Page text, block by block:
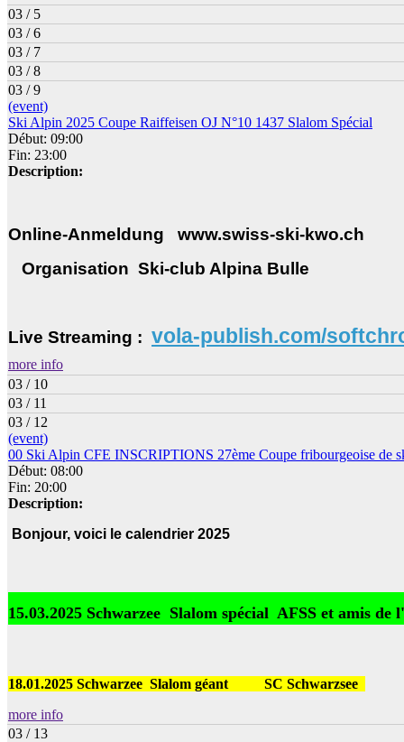
03 / 5
03 / 6
03 / 7
03 / 8
03 / 9
(event)
Ski Alpin 2025 Coupe Raiffeisen OJ N°10 1437 Slalom Spécial
Début: 09:00
Fin: 23:00
Description:
Online-Anmeldung www.swiss-ski-kwo.ch
Organisation Ski-club Alpina Bulle
Live Streaming : vola-publish.com/
more info
03 / 10
03 / 11
03 / 12
(event)
00 Ski Alpin CFE INSCRIPTIONS 27ème Coupe fribourgeoise de
Début: 08:00
Fin: 20:00
Description:
Bonjour, voici le calendrier 2025
15.03.2025 Schwarzee Slalom spécial AFSS et amis de
18.01.2025 Schwarzee Slalom géant SC Schwarzsee
more info
03 / 13